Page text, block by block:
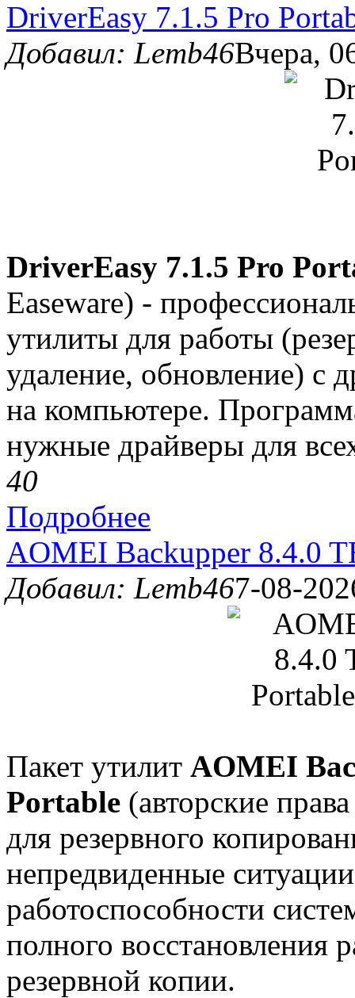
DriverEasy 7.1.5 Pro
Добавил: Lemb46Вчера,
DriverEasy 7.1.5 Pro
Easeware) -
утилиты для работы
удаление, обновление) с
на компьютере.
нужные драйверы для
40
Подробнее
AOMEI Backupper 8.4.0
Добавил: Lemb467-08-
Пакет утилит AOMEI
Portable (авторские
для резервного
непредвиденные
работоспособности
полного восстановления
резервной копии.